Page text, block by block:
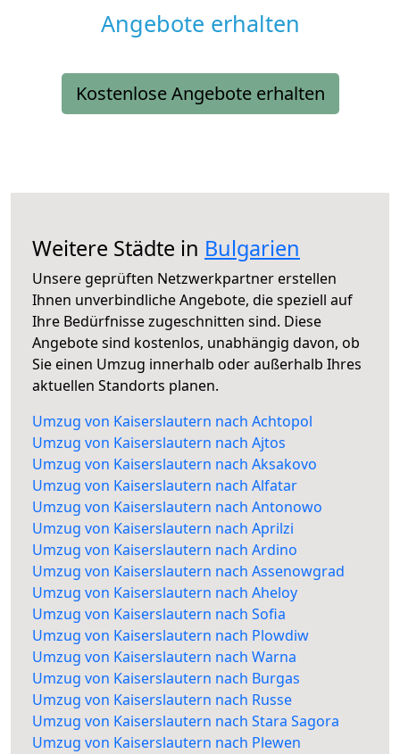
Angebote erhalten
Kostenlose Angebote erhalten
Weitere Städte in Bulgarien
Unsere geprüften Netzwerkpartner erstellen
Ihnen unverbindliche Angebote, die speziell auf
Ihre Bedürfnisse zugeschnitten sind. Diese
Angebote sind kostenlos, unabhängig davon, ob
Sie einen Umzug innerhalb oder außerhalb Ihres
aktuellen Standorts planen.
Umzug von Kaiserslautern nach Achtopol
Umzug von Kaiserslautern nach Ajtos
Umzug von Kaiserslautern nach Aksakovo
Umzug von Kaiserslautern nach Alfatar
Umzug von Kaiserslautern nach Antonowo
Umzug von Kaiserslautern nach Aprilzi
Umzug von Kaiserslautern nach Ardino
Umzug von Kaiserslautern nach Assenowgrad
Umzug von Kaiserslautern nach Aheloy
Umzug von Kaiserslautern nach Sofia
Umzug von Kaiserslautern nach Plowdiw
Umzug von Kaiserslautern nach Warna
Umzug von Kaiserslautern nach Burgas
Umzug von Kaiserslautern nach Russe
Umzug von Kaiserslautern nach Stara Sagora
Umzug von Kaiserslautern nach Plewen